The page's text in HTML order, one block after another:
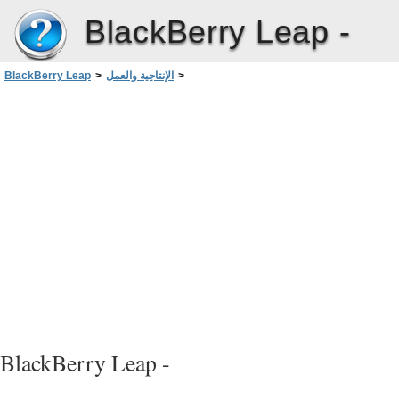
BlackBerry Leap -
BlackBerry Leap > الإنتاجية والعمل >
BlackBerry Leap -